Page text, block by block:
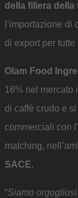
della filiera della
l’importazione
di export per
Olam Food
16% nel mercato
di caffè crudo e
commerciali con
matching,
SACE.
“Siamo